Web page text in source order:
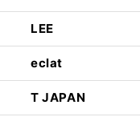
LEE
eclat
T JAPAN